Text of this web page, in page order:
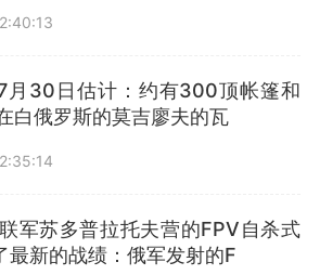
月30日估计：约有300顶帐篷和
白俄罗斯的莫吉廖夫的瓦
军苏多普拉托夫营的FPV自杀式
最新的战绩：俄军发射的F